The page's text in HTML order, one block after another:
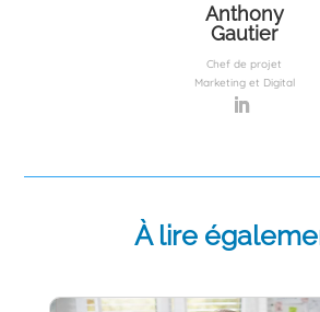
Anthony
Gautier
Chef de projet
Marketing et Digital
À lire